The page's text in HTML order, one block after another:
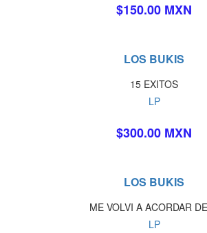
$150.00 MXN
LOS BUKIS
15 EXITOS
LP
$300.00 MXN
LOS BUKIS
ME VOLVI A ACORDAR
LP